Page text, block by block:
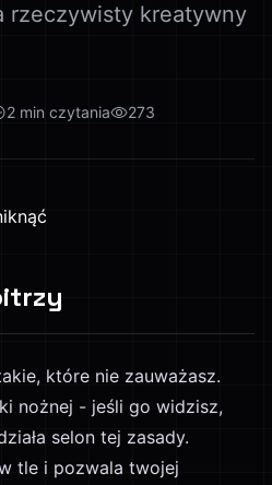
rzeczywisty kreatywny
2 min czytania 273
które nie zauważasz.
nożnej - jeśli go widzisz,
selon tej zasady.
tle i pozwala twojej